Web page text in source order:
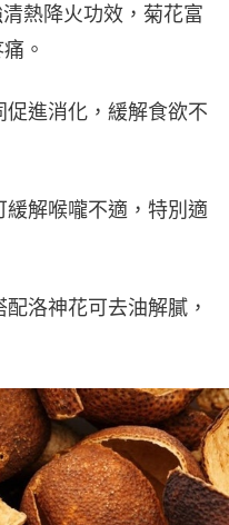
熱降火功效，菊花富
。
進消化，緩解食欲不
解喉嚨不適，特別適
洛神花可去油解膩，